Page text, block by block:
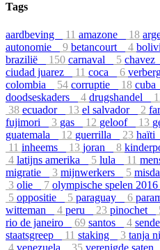
Tags
aardbeving 11 amazone 18
autonomie
9 betancourt 4
brazilië
150 carnaval 5 chavez
ciudad juarez
11 coca 6
colombia
54 corruptie 18 cuba
doodseskaders
4 drugshandel
38 ecuador 13 el salvador 2
fujimori
3 gas 12 geloof 13
guatemala
12 guerrilla 23 haïti
11 inheems 13 joran 8
4 latijns amerika 5 lula 11
migratie
3 mijnwerkers 5
3 olie 7 olympische spelen 2016
5 oppositie 5 paraguay 6
witteman
4 peru 23 pinochet
rio de janeiro
69 santos 4
staatsgreep
11 staking 3 tanja
4 venezuela 35 verenigde saten